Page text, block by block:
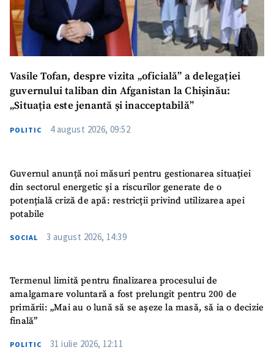
SUSȚINE
Vasile Tofan, despre vizita „oficială” a delegației
guvernului taliban din Afganistan la Chișinău:
„Situația este jenantă și inacceptabilă”
POLITIC 4 august 2026, 09:52
Guvernul anunță noi măsuri pentru gestionarea situației
din sectorul energetic și a riscurilor generate de o
potențială criză de apă: restricții privind utilizarea apei
potabile
SOCIAL 3 august 2026, 14:39
Termenul limită pentru finalizarea procesului de
amalgamare voluntară a fost prelungit pentru 200 de
primării: „Mai au o lună să se așeze la masă, să ia o decizie
finală”
POLITIC 31 iulie 2026, 12:11